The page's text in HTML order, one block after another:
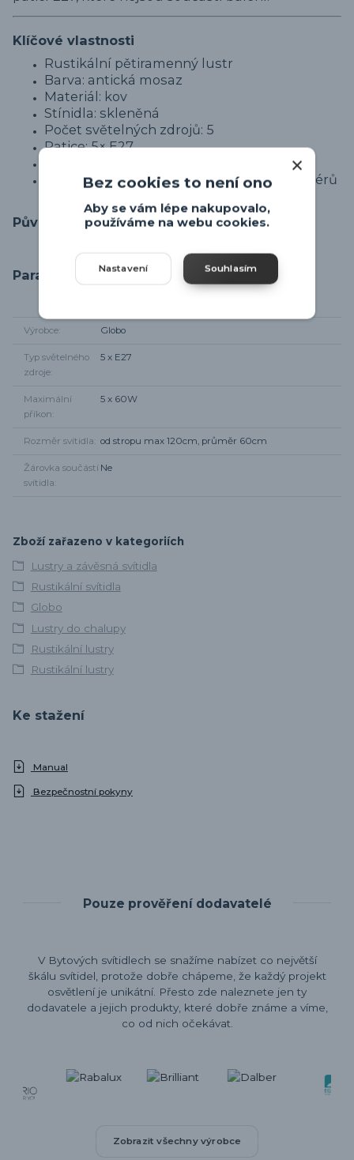
Klíčové vlastnosti
Rustikální pětiramenný lustr
Barva: antická mosaz
Materiál: kov
Stínidla: skleněná
Počet světelných zdrojů: 5
Patice: 5× E27
Vhodný do klasických a rustikálních interiérů
Původ zboží
Parametry
Výrobce Globo
Typ světelného
zdroje
5 x E27
Maximální
příkon
5 x 60W
Rozměr svítidla od stropu max 120cm, průměr 60cm
Žárovka součástí
svítidla
Ne
Zboží zařazeno v kategoriích
Lustry a závěsná svítidla
Rustikální svítidla
Globo
Lustry do chalupy
Rustikální lustry
Rustikální lustry
Ke stažení
Manual
Bezpečnostní pokyny
Pouze prověření dodavatelé
V Bytových svítidlech se snažíme nabízet co největší
škálu svítidel, protože dobře chápeme, že každý projekt
osvětlení je unikátní. Přesto zde naleznete jen ty
dodavatele a jejich produkty, které dobře známe a víme,
co od nich očekávat.
Zobrazit všechny výrobce
Bez cookies to není ono
Aby se vám lépe nakupovalo,
používáme na webu cookies.
Nastavení Souhlasím